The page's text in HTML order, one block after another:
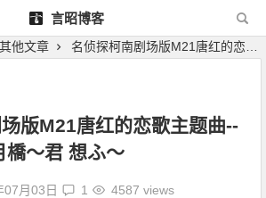
言昭博客
其他文章 名侦探柯南剧场版M21唐红的恋歌主题曲--倉木麻衣 渡月橋〜君 想ふ〜
版M21唐红的恋歌主题曲--
橋〜君 想ふ〜
07月03日 1 4587 views